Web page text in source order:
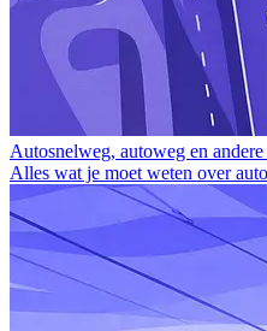
Autosnelweg, autoweg en
Alles wat je moet weten over